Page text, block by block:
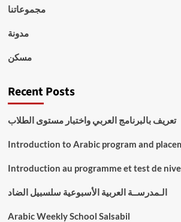
مجموعاتنا
مدونة
مسكن
Recent Posts
تعريف بالبرنامج العربي واختبار مستوى الطلاب
Introduction to Arabic program and
Introduction au programme et test de
الـمدرســة العربية الأسبوعية سلسبيل الضاد
Arabic Weekly School Salsabil